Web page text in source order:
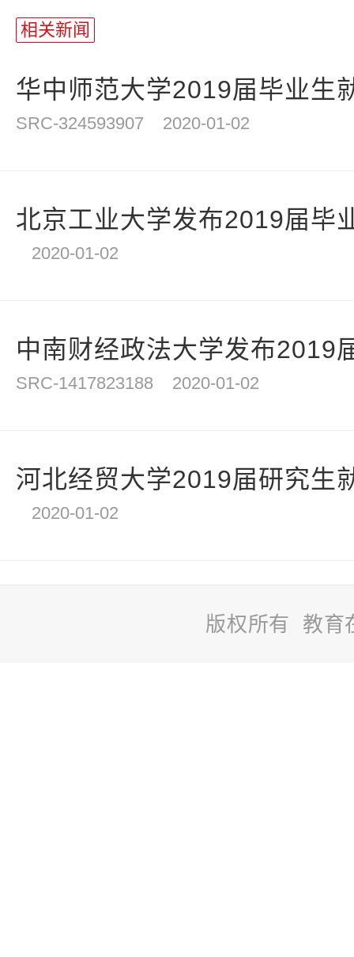
相关新闻
华中师范大学2019届毕业生
SRC-324593907 2020-01-02
北京工业大学发布2019届毕
2020-01-02
中南财经政法大学发布2019
SRC-1417823188 2020-01-02
河北经贸大学2019届研究生
2020-01-02
版权所有 教育